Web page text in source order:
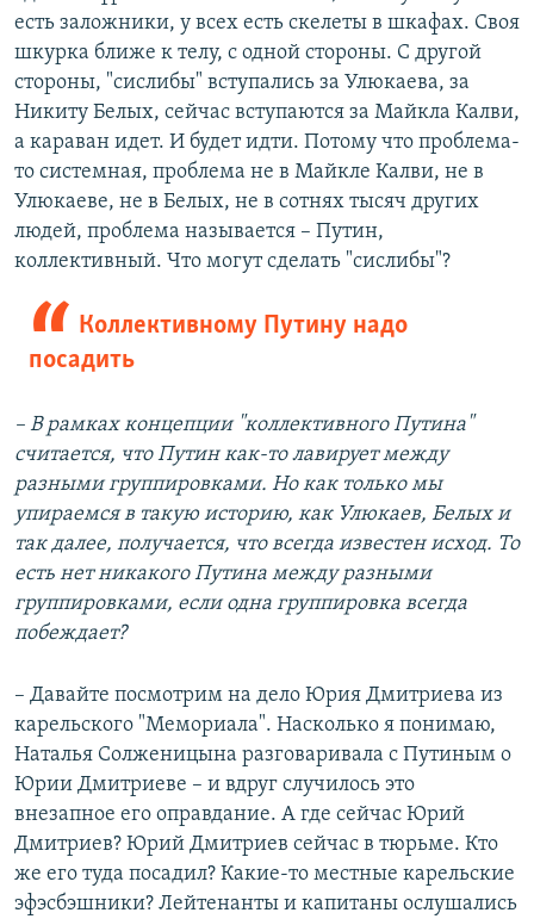
есть заложники, у всех есть скелеты в шкафах. Своя
шкурка ближе к телу, с одной стороны. С другой
стороны, "сислибы" вступались за Улюкаева, за
Никиту Белых, сейчас вступаются за Майкла Калви,
а караван идет. И будет идти. Потому что проблема-
то системная, проблема не в Майкле Калви, не в
Улюкаеве, не в Белых, не в сотнях тысяч других
людей, проблема называется – Путин,
коллективный. Что могут сделать "сислибы"?
Коллективному Путину надо
посадить
– В рамках концепции "коллективного Путина"
считается, что Путин как-то лавирует между
разными группировками. Но как только мы
упираемся в такую историю, как Улюкаев, Белых и
так далее, получается, что всегда известен исход. То
есть нет никакого Путина между разными
группировками, если одна группировка всегда
побеждает?
– Давайте посмотрим на дело Юрия Дмитриева из
карельского "Мемориала". Насколько я понимаю,
Наталья Солженицына разговаривала с Путиным о
Юрии Дмитриеве – и вдруг случилось это
внезапное его оправдание. А где сейчас Юрий
Дмитриев? Юрий Дмитриев сейчас в тюрьме. Кто
же его туда посадил? Какие-то местные карельские
эфэсбэшники? Лейтенанты и капитаны ослушались